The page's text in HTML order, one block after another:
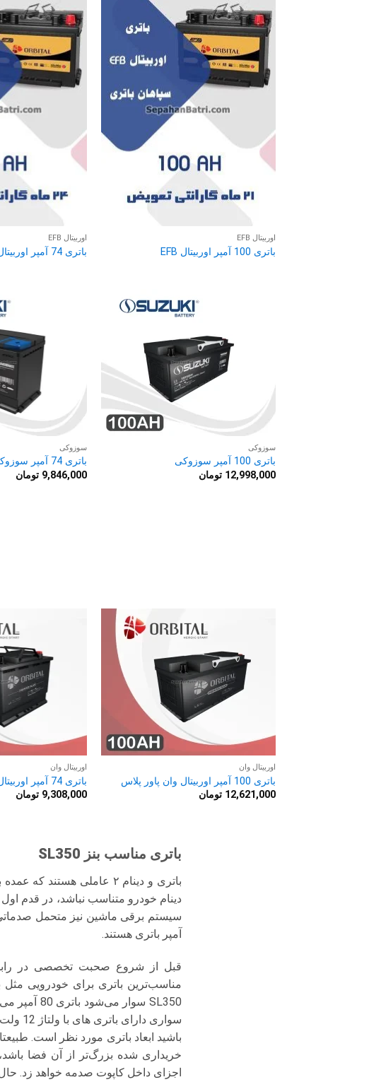
اوربیتال EFB
باتری 100 آمپر اوربیتال EFB
اوربیتال EFB
باتری 74 آمپر اوربیتال EFB
سوزوکی
باتری 100 آمپر سوزوکی
12,998,000 تومان
سوزوکی
باتری 74 آمپر سوزوکی
9,846,000 تومان
اوربیتال وان
باتری 100 آمپر اوربیتال وان پاور پلاس
12,621,000 تومان
اوربیتال وان
باتری 74 آمپر اوربیتال وان پاور پلاس
9,308,000 تومان
باتری مناسب بنز SL350
باتری و دینام ۲ عاملی
دینام خودرو متناسب نباشد، در قدم
آمپر باتری هستند.
باشید ابعاد باتری مورد نظر است.
خریداری شده بزرگ‌تر از آن فضا
اجزای داخل کاپوت صدمه خواهد زد. حال